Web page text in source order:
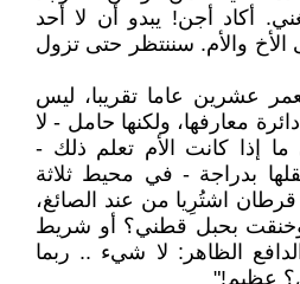
أكاد أجن! يبدو أن لا أحد
الأخ والأم. سننتظر حتى تزول
عشرين عاما تقريبا، ليس
معارفها، ولكنها حامل - لا
إذا كانت الأم تعلم ذلك -
بدراجة - في محيط ثلاثة
اشتُرِيا من عند الصائغ،
بحبل قطني؟ أو شريط
الظاهر: لا شيء .. ربما
عظيم!"